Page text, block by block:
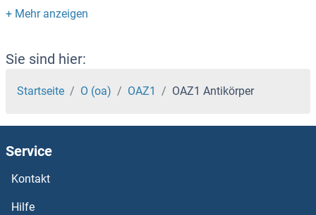
NYS48/HAUS8 Antikörper
Nyctalopin Antikörper
NYAP2 Antikörper
NXT2 Antikörper
NXT1 Antikörper
Sie sind hier:
Startseite O (oa) OAZ1 OAZ1 Antikörper
Service
Kontakt
Hilfe